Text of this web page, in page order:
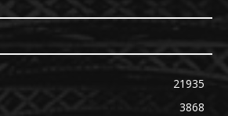
21935
3868